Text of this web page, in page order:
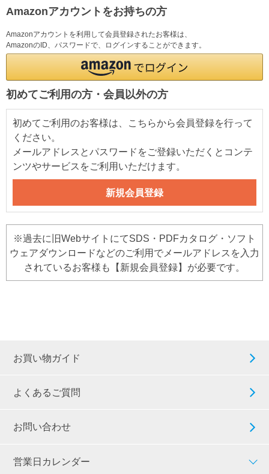
Amazonアカウントをお持ちの方
Amazonアカウントを利用して会員登録されたお客様は、
AmazonのID、パスワードで、ログインすることができます。
初めてご利用の方・会員以外の方
初めてご利用のお客様は、こちらから会員登録を行って
ください。
メールアドレスとパスワードをご登録いただくとコンテ
ンツやサービスをご利用いただけます。
※過去に旧WebサイトにてSDS・PDFカタログ・ソフト
ウェアダウンロードなどのご利用でメールアドレスを入力
されているお客様も【新規会員登録】が必要です。
お買い物ガイド
よくあるご質問
お問い合わせ
営業日カレンダー